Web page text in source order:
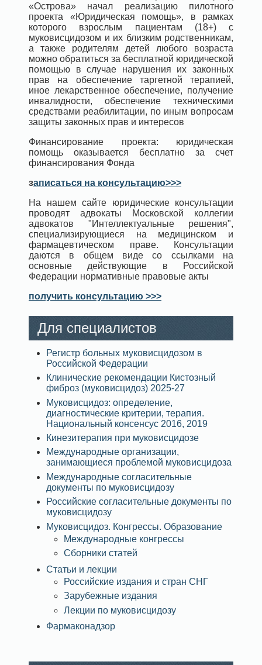
«Острова» начал реализацию пилотного
проекта «Юридическая помощь», в рамках
которого взрослым пациентам (18+) с
муковисцидозом и их близким родственникам,
а также родителям детей любого возраста
можно обратиться за бесплатной юридической
помощью в случае нарушения их законных
прав на обеспечение таргетной терапией,
иное лекарственное обеспечение, получение
инвалидности, обеспечение техническими
средствами реабилитации, по иным вопросам
защиты законных прав и интересов
Финансирование проекта: юридическая
помощь оказывается бесплатно за счет
финансирования Фонда
записаться на консультацию>>>
На нашем сайте юридические консультации
проводят адвокаты Московской коллегии
адвокатов "Интеллектуальные решения",
специализирующиеся на медицинском и
фармацевтическом праве. Консультации
даются в общем виде со ссылками на
основные действующие в Российской
Федерации нормативные правовые акты
получить консультацию >>>
Для специалистов
Регистр больных муковисцидозом в
Российской Федерации
Клинические рекомендации Кистозный
фиброз (муковисцидоз) 2025-27
Муковисцидоз: определение,
диагностические критерии, терапия.
Национальный консенсус 2016, 2019
Кинезитерапия при муковисцидозе
Международные организации,
занимающиеся проблемой муковисцидоза
Международные согласительные
документы по муковисцидозу
Российские согласительные документы по
муковисцидозу
Муковисцидоз. Конгрессы. Образование
Международные конгрессы
Сборники статей
Статьи и лекции
Российские издания и стран СНГ
Зарубежные издания
Лекции по муковисцидозу
Фармаконадзор